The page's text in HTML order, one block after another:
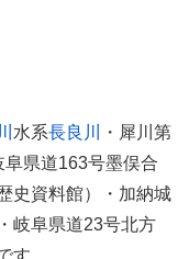
水系長良川
・犀川第
県道163号墨俣合
史資料館）・加納城
岐阜県道23号北方
す。